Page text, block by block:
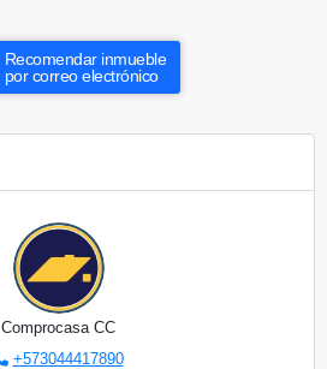
Recomendar inmueble
por correo electrónico
Comprocasa CC
+573044417890